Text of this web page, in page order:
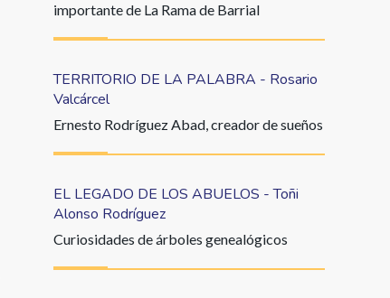
importante de La Rama de Barrial
TERRITORIO DE LA PALABRA - Rosario
Valcárcel
Ernesto Rodríguez Abad, creador de sueños
EL LEGADO DE LOS ABUELOS - Toñi
Alonso Rodríguez
Curiosidades de árboles genealógicos